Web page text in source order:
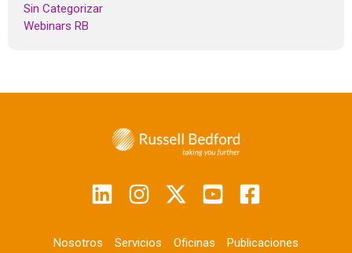
Sin Categorizar
Webinars RB
Nosotros Servicios Oficinas Publicaciones